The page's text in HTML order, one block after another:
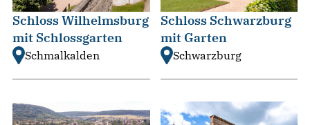
Schloss Wilhelmsburg
mit Schlossgarten
Schmalkalden
Schloss Schwarzburg
mit Garten
Schwarzburg